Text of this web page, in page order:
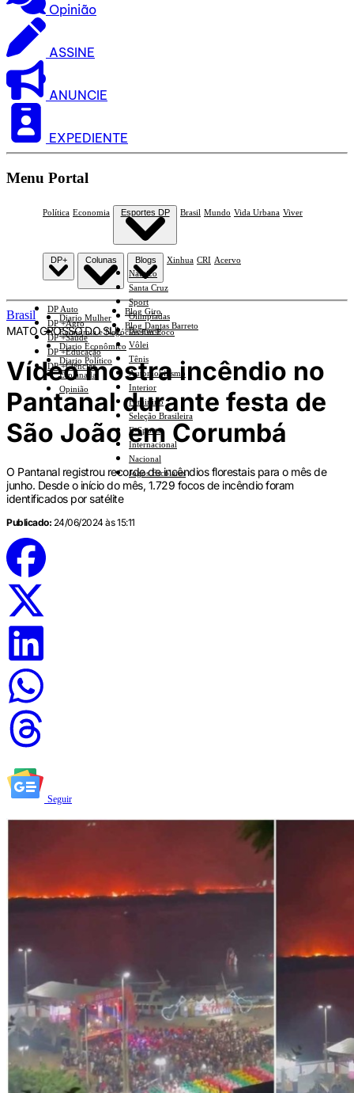
Opinião
ASSINE
ANUNCIE
EXPEDIENTE
Menu Portal
Política Economia Esportes DP
Náutico
Santa Cruz
Sport
Olimpíadas
Basquete
Vôlei
Tênis
Automobilismo
Interior
Feminino
Seleção Brasileira
E-Sports
Internacional
Nacional
Jogos Escolares
Brasil Mundo Vida Urbana Viver
DP+
DP Auto
DP +Agro
DP +Saúde
DP +Educação
DP +Ciências
Colunas
Diario Mulher
Economia e Negócios Em Foco
Diario Econômico
Diario Político
Esplanada
Opinião
Blogs
Blog Giro
Blog Dantas Barreto
Xinhua CRI Acervo
Brasil
MATO GROSSO DO SUL
Vídeo mostra incêndio no
Pantanal durante festa de
São João em Corumbá
O Pantanal registrou recorde de incêndios florestais para o mês de
junho. Desde o início do mês, 1.729 focos de incêndio foram
identificados por satélite
Publicado: 24/06/2024 às 15:11
Seguir